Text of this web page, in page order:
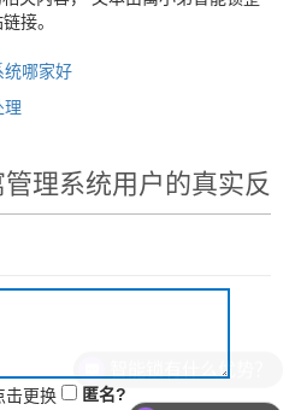
接。
统哪家好
理
理系统用户的真实反
匿名?